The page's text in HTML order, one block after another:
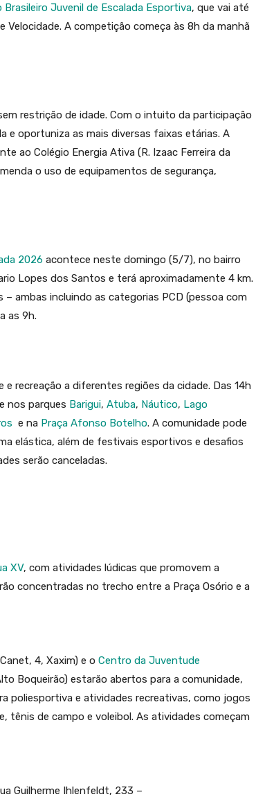
Juvenil de Escalada Esportiva, que vai até
Velocidade. A competição começa às 8h da manhã
restrição de idade. Com o intuito da participação
e oportuniza as mais diversas faixas etárias. A
ao Colégio Energia Ativa (R. Izaac Ferreira da
o uso de equipamentos de segurança,
2026 acontece neste domingo (5/7), no bairro
Lopes dos Santos e terá aproximadamente 4 km.
ambas incluindo as categorias PCD (pessoa com
as 9h.
recreação a diferentes regiões da cidade. Das 14h
nos parques Barigui, Atuba, Náutico, Lago
e na Praça Afonso Botelho. A comunidade pode
elástica, além de festivais esportivos e desafios
serão canceladas.
XV, com atividades lúdicas que promovem a
concentradas no trecho entre a Praça Osório e a
4, Xaxim) e o Centro da Juventude
Boqueirão) estarão abertos para a comunidade,
poliesportiva e atividades recreativas, como jogos
tênis de campo e voleibol. As atividades começam
Guilherme Ihlenfeldt, 233 –